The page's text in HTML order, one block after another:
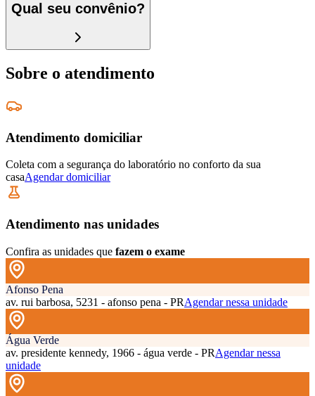
Qual seu convênio?
Sobre o atendimento
Atendimento domiciliar
Coleta com a segurança do laboratório no conforto da sua
casaAgendar domiciliar
Atendimento nas unidades
Confira as unidades que fazem o exame
Afonso Pena
av. rui barbosa, 5231 - afonso pena - PRAgendar nessa unidade
Água Verde
av. presidente kennedy, 1966 - água verde - PRAgendar nessa
unidade